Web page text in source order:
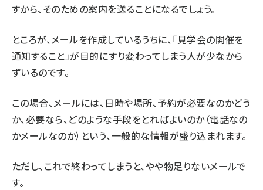
すから、そのための案内を送ることになるでしょう。
ところが、メールを作成しているうちに、「見学会の開催を
通知すること」が目的にすり変わってしまう人が少なから
ずいるのです。
この場合、メールには、日時や場所、予約が必要なのかどう
か、必要なら、どのような手段をとればよいのか（電話なの
かメールなのか）という、一般的な情報が盛り込まれます。
ただし、これで終わってしまうと、やや物足りないメールで
す。